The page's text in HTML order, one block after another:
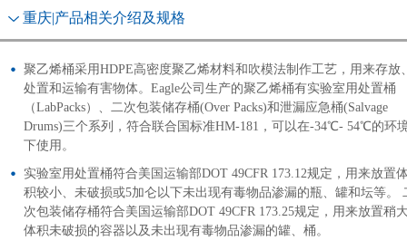
重庆|产品相关介绍及规格
聚乙烯桶采用HDPE高密度聚乙烯材料和吹模法制作工艺，用来存放
处置和运输有害物体。Eagle公司生产的聚乙烯桶有实验室用处置桶
（LabPacks）、二次包装储存桶(Over Packs)和泄漏应急桶(Salvage
Drums)三个系列，符合联合国标准HM-181，可以在-34℃- 54℃的环
下使用。
实验室用处置桶符合美国运输部DOT 49CFR 173.12规定，用来放置
积较小、未破损或5加仑以下未出现有毒物品渗漏的瓶、罐和坛等。
次包装储存桶符合美国运输部DOT 49CFR 173.25规定，用来放置稍
体积未破损的容器以及未出现有毒物品渗漏的罐、桶。